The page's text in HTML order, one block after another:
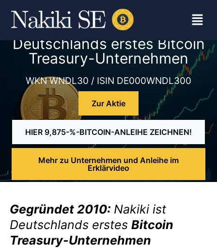
Deutschlands erstes Bitcoin
Treasury-Unternehmen
WKN WNDL30 / ISIN DE000WNDL300
Zur Aktie
HIER 9,875-%-BITCOIN-ANLEIHE ZEICHNEN!
Mehr zu Unternehmen und Anleihe im
Erklärvideo
Gegründet 2010: Nakiki ist
Deutschlands erstes Bitcoin
Treasury-Unternehmen